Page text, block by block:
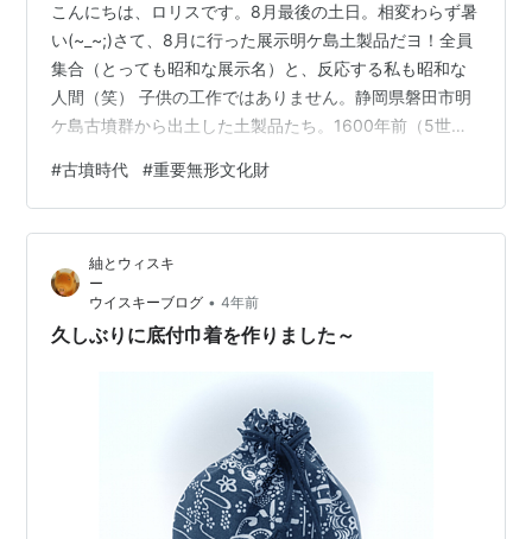
こんにちは、ロリスです。8月最後の土日。相変わらず暑
い(~_~;)さて、8月に行った展示明ケ島土製品だヨ！全員
集合（とっても昭和な展示名）と、反応する私も昭和な
人間（笑） 子供の工作ではありません。静岡県磐田市明
ケ島古墳群から出土した土製品たち。1600年前（5世紀
わいい。 こんな古墳群が、磐田市にあるなんて知らなか
った。平成8年～10年度にかけて発掘調査が行われ、平成
25年に重要文化財に指定された。有力者の墓を作る時に
行われた、地鎮祭のような祭りに使われた道具と考えら
れるそう。少し前にみた古代中国の『兵馬俑』。兵馬俑
は、墓にいれるために作られ…
#古墳時代 #重要無形文化財
紬とウィスキ
ウイスキーブログ • 4年前
久しぶりに底付巾着を作りました～